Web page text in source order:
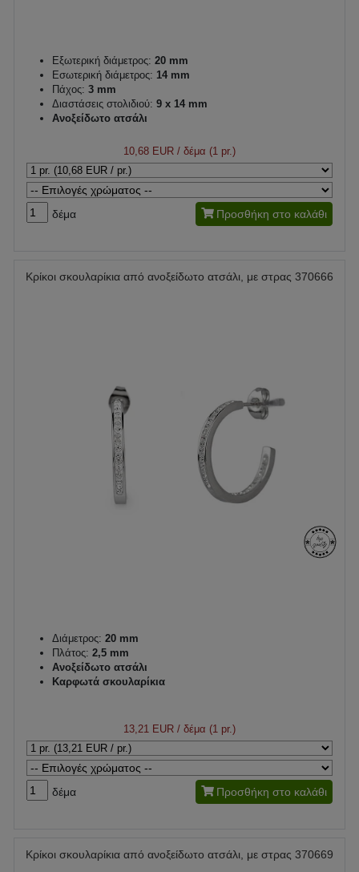
Εξωτερική διάμετρος: 20 mm
Εσωτερική διάμετρος: 14 mm
Πάχος: 3 mm
Διαστάσεις στολιδιού: 9 x 14 mm
Ανοξείδωτο ατσάλι
10,68 EUR / δέμα (1 pr.)
δέμα Προσθήκη στο καλάθι
Κρίκοι σκουλαρίκια από ανοξείδωτο ατσάλι, με στρας 370666
Διάμετρος: 20 mm
Πλάτος: 2,5 mm
Ανοξείδωτο ατσάλι
Καρφωτά σκουλαρίκια
13,21 EUR / δέμα (1 pr.)
δέμα Προσθήκη στο καλάθι
Κρίκοι σκουλαρίκια από ανοξείδωτο ατσάλι, με στρας 370669